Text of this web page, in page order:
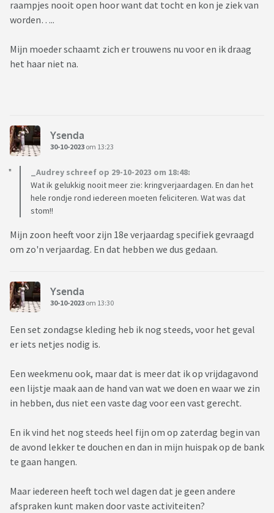
raampjes nooit open hoor want dat tocht en kon je ziek van
worden…..
Mijn moeder schaamt zich er trouwens nu voor en ik draag
het haar niet na.
Ysenda
30-10-2023 om 13:23
_Audrey schreef op 29-10-2023 om 18:48:
Wat ik gelukkig nooit meer zie: kringverjaardagen. En dan het
hele rondje rond iedereen moeten feliciteren. Wat was dat
stom!!
Mijn zoon heeft voor zijn 18e verjaardag specifiek gevraagd
om zo'n verjaardag. En dat hebben we dus gedaan.
Ysenda
30-10-2023 om 13:30
Een set zondagse kleding heb ik nog steeds, voor het geval
er iets netjes nodig is.
Een weekmenu ook, maar dat is meer dat ik op vrijdagavond
een lijstje maak aan de hand van wat we doen en waar we zin
in hebben, dus niet een vaste dag voor een vast gerecht.
En ik vind het nog steeds heel fijn om op zaterdag begin van
de avond lekker te douchen en dan in mijn huispak op de bank
te gaan hangen.
Maar iedereen heeft toch wel dagen dat je geen andere
afspraken kunt maken door vaste activiteiten?